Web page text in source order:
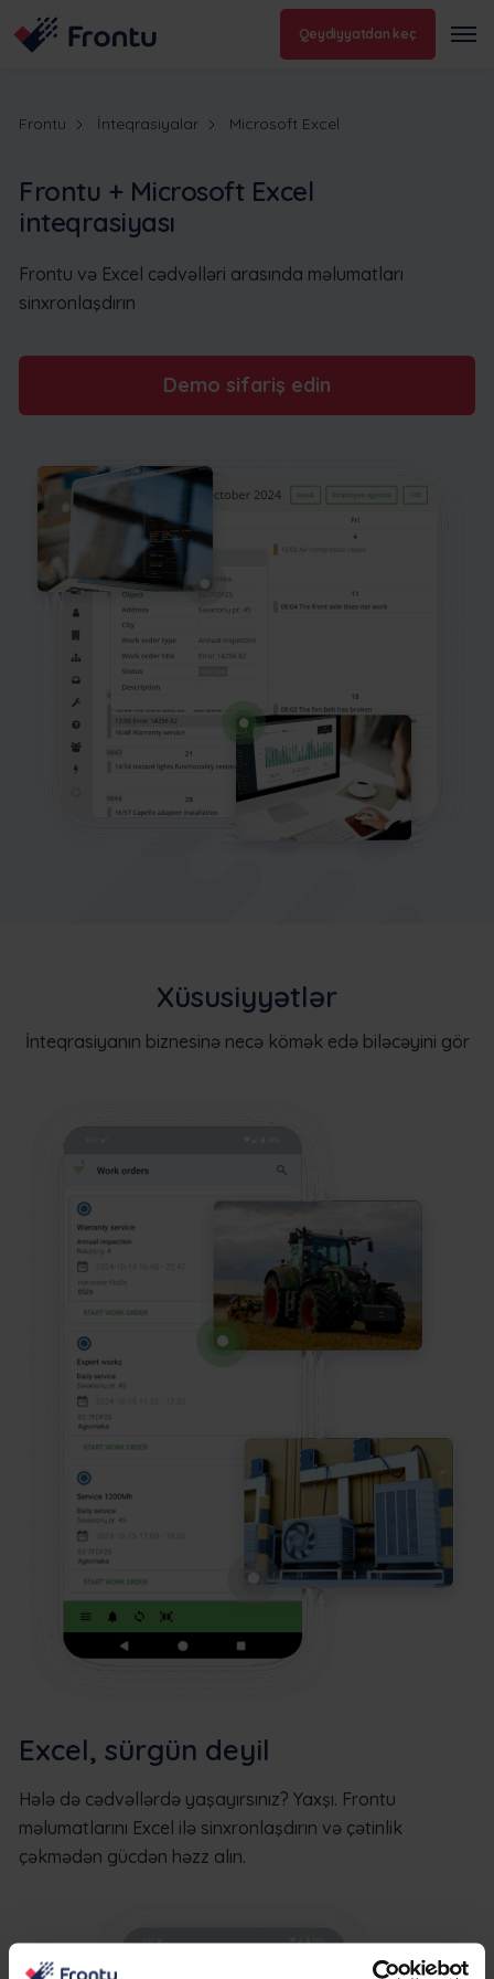
Qeydiyyatdan keç
Frontu İnteqrasiyalar Microsoft Excel
Frontu + Microsoft Excel
inteqrasiyası
Frontu və Excel cədvəlləri arasında məlumatları
sinxronlaşdırın
Demo sifariş edin
Xüsusiyyətlər
İnteqrasiyanın biznesinə necə kömək edə biləcəyini gör
Excel, sürgün deyil
Hələ də cədvəllərdə yaşayırsınız? Yaxşı. Frontu
məlumatlarını Excel ilə sinxronlaşdırın və çətinlik
çəkmədən gücdən həzz alın.